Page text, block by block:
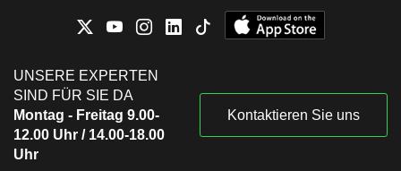
UNSERE EXPERTEN
SIND FÜR SIE DA
Montag - Freitag 9.00-
12.00 Uhr / 14.00-18.00
Uhr
Kontaktieren Sie uns